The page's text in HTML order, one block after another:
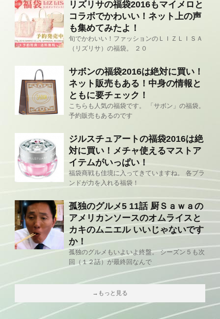
リズリサの福袋2016もマイメロと
コラボでかわいい！ネット上の声
も集めてみたよ！
旬でかわいい！ファッションのＬＩＺＬＩＳＡ
（リズリサ）の福袋。 ２０
サボンの福袋2016は絶対に買い！
ネット販売もある！中身の情報と
ともに要チェック！
こちらも人気の福袋です。 「サボン」の福袋。
予約販売もあるのです
ジルスチュアートの福袋2016は絶
対に買い！メチャ使えるマストア
イテムがいっぱい！
福袋商戦も佳境に入ってきていますね。 各ブラ
ンドが力を入れる福袋！
孤独のグルメ5 11話 厨Ｓａｗａの
アメリカンソースのオムライスと
カキのムニエル いいじゃないです
か！
孤独のグルメもいよいよ終盤。 シーズン５も次
回（１２話）が最終回なんで
→もっと見る